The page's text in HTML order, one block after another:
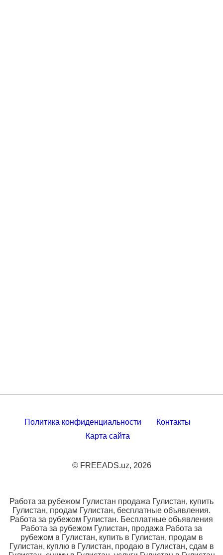
Политика конфиденциальности
Контакты
Карта сайта
© FREEADS.uz, 2026
Работа за рубежом Гулистан продажа Гулистан, купить
Гулистан, продам Гулистан, бесплатные объявления.
Работа за рубежом Гулистан. Бесплатные объявления
Работа за рубежом Гулистан, продажа Работа за
рубежом в Гулистан, купить в Гулистан, продам в
Гулистан, куплю в Гулистан, продаю в Гулистан, сдам в